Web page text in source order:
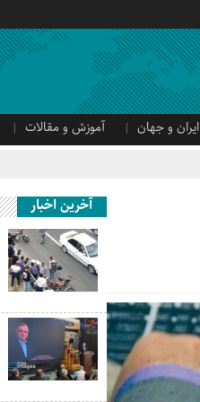
ایران و جهان آموزش و مقالات
آخرین اخبار